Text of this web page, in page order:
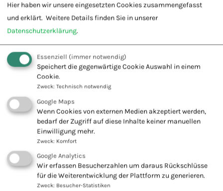
Fachschule für Naturheilkunde -
Europäischer Verband Naturheilkunde
e.V.
Innovation + Tradition = Zukunft
KONTAKT ZU UNS
Europäischer Verband
Hier haben wir unsere eingesetzten Cookies zusammengefasst
und erklärt. Weitere Details finden Sie in unserer
Datenschutzerklärung.
Essenziell (immer notwendig)
Speichert die gegenwärtige Cookie Auswahl in einem
Cookie.
Zweck: Technisch notwendig
Google Maps
Wenn Cookies von externen Medien akzeptiert werden,
bedarf der Zugriff auf diese Inhalte keiner manuellen
Einwilligung mehr.
Zweck: Komfort
Google Analytics
Wir erfassen Besucherzahlen um daraus Rückschlüsse
für die Weiterentwicklung der Plattform zu generieren.
Zweck: Besucher-Statistiken